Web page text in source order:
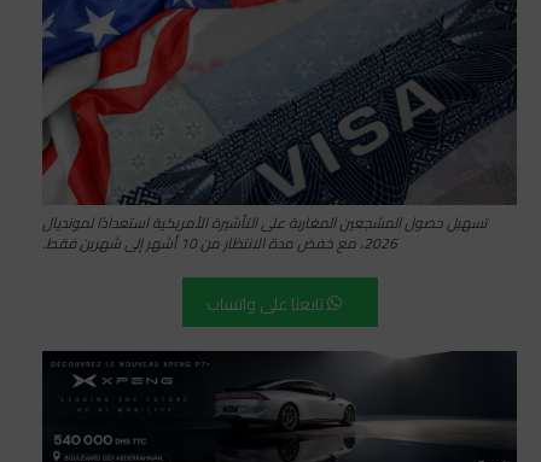
تسهيل حصول المشجعين المغاربة على التأشيرة الأمريكية استعدادًا لمونديال
2026، مع خفض مدة الانتظار من 10 أشهر إلى شهرين فقط.
تابعنا على واتساب